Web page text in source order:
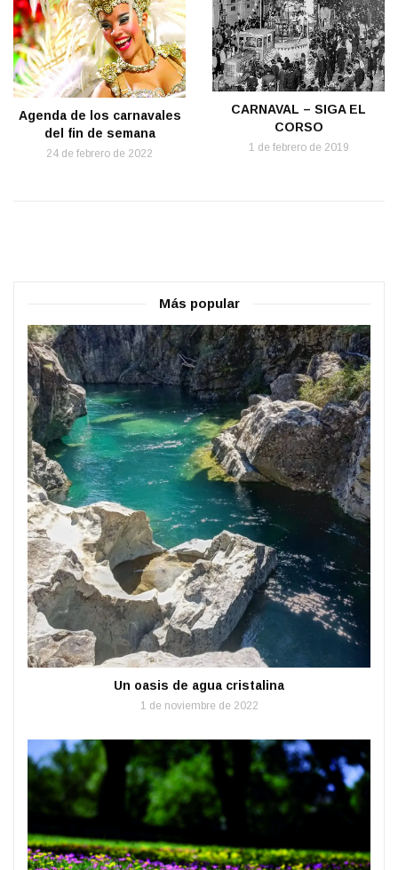
Agenda de los carnavales
del fin de semana
24 de febrero de 2022
CARNAVAL – SIGA EL
CORSO
1 de febrero de 2019
Más popular
Un oasis de agua cristalina
1 de noviembre de 2022